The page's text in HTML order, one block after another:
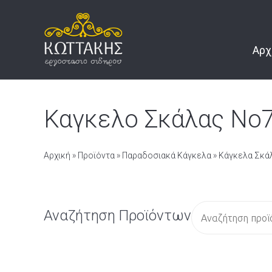
Καγκελο Σκάλας
Αρχική » Προϊόντα » Παραδοσιακά Κάγκελα » Κάγκελα
Αναζήτηση Προϊόντων